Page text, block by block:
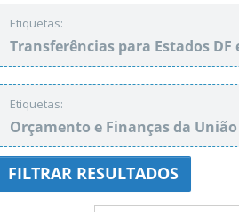
Etiquetas:
Transferências para Estados
Etiquetas:
Orçamento e Finanças da União
FILTRAR RESULTADOS